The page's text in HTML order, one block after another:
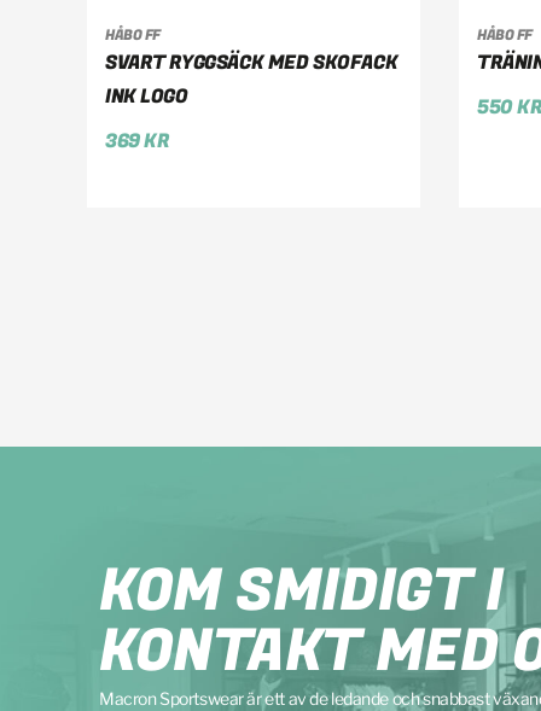
HÅBO FF
SVART RYGGSÄCK MED SKOFACK
INK LOGO
369KR
LÄGG TILL I VARUKORG
HÅBO FF
550
KOM SMIDIGT I
KONTAKT MED
Macron Sportswear är ett av de ledande och snabbast